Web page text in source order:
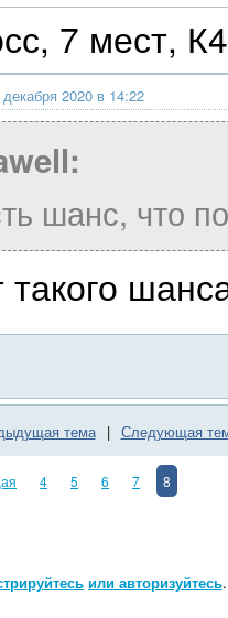
7 мест,
2020 в 14:22
шанс, что
такого
тема | Следующая
4 5 6 7 8
или авторизуйтесь.